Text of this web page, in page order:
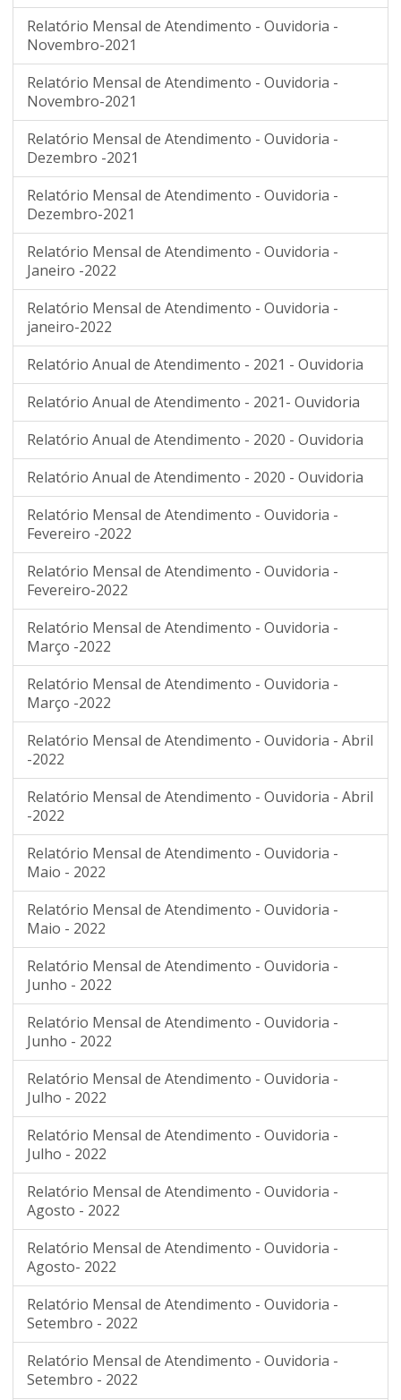
Relatório Mensal de Atendimento - Ouvidoria -
Novembro-2021
Relatório Mensal de Atendimento - Ouvidoria -
Novembro-2021
Relatório Mensal de Atendimento - Ouvidoria -
Dezembro -2021
Relatório Mensal de Atendimento - Ouvidoria -
Dezembro-2021
Relatório Mensal de Atendimento - Ouvidoria -
Janeiro -2022
Relatório Mensal de Atendimento - Ouvidoria -
janeiro-2022
Relatório Anual de Atendimento - 2021 - Ouvidoria
Relatório Anual de Atendimento - 2021- Ouvidoria
Relatório Anual de Atendimento - 2020 - Ouvidoria
Relatório Anual de Atendimento - 2020 - Ouvidoria
Relatório Mensal de Atendimento - Ouvidoria -
Fevereiro -2022
Relatório Mensal de Atendimento - Ouvidoria -
Fevereiro-2022
Relatório Mensal de Atendimento - Ouvidoria -
Março -2022
Relatório Mensal de Atendimento - Ouvidoria -
Março -2022
Relatório Mensal de Atendimento - Ouvidoria - Abril
-2022
Relatório Mensal de Atendimento - Ouvidoria - Abril
-2022
Relatório Mensal de Atendimento - Ouvidoria -
Maio - 2022
Relatório Mensal de Atendimento - Ouvidoria -
Maio - 2022
Relatório Mensal de Atendimento - Ouvidoria -
Junho - 2022
Relatório Mensal de Atendimento - Ouvidoria -
Junho - 2022
Relatório Mensal de Atendimento - Ouvidoria -
Julho - 2022
Relatório Mensal de Atendimento - Ouvidoria -
Julho - 2022
Relatório Mensal de Atendimento - Ouvidoria -
Agosto - 2022
Relatório Mensal de Atendimento - Ouvidoria -
Agosto- 2022
Relatório Mensal de Atendimento - Ouvidoria -
Setembro - 2022
Relatório Mensal de Atendimento - Ouvidoria -
Setembro - 2022